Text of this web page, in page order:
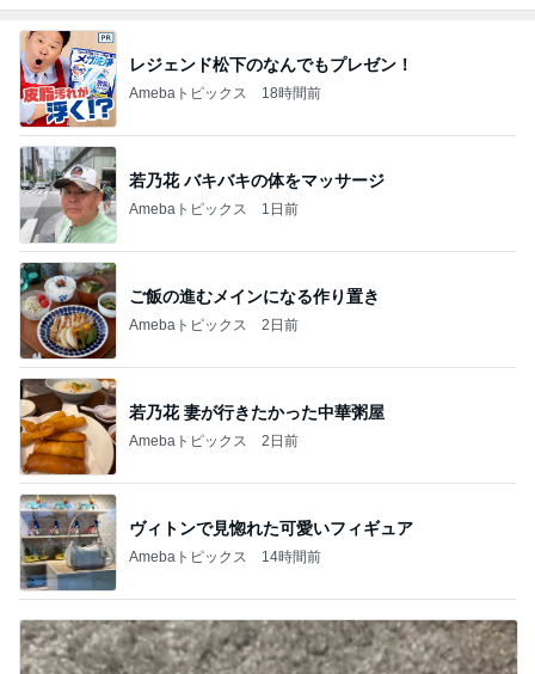
レジェンド松下のなんでもプレゼン！
Amebaトピックス 18時間前
若乃花 バキバキの体をマッサージ
Amebaトピックス 1日前
ご飯の進むメインになる作り置き
Amebaトピックス 2日前
若乃花 妻が行きたかった中華粥屋
Amebaトピックス 2日前
ヴィトンで見惚れた可愛いフィギュア
Amebaトピックス 14時間前